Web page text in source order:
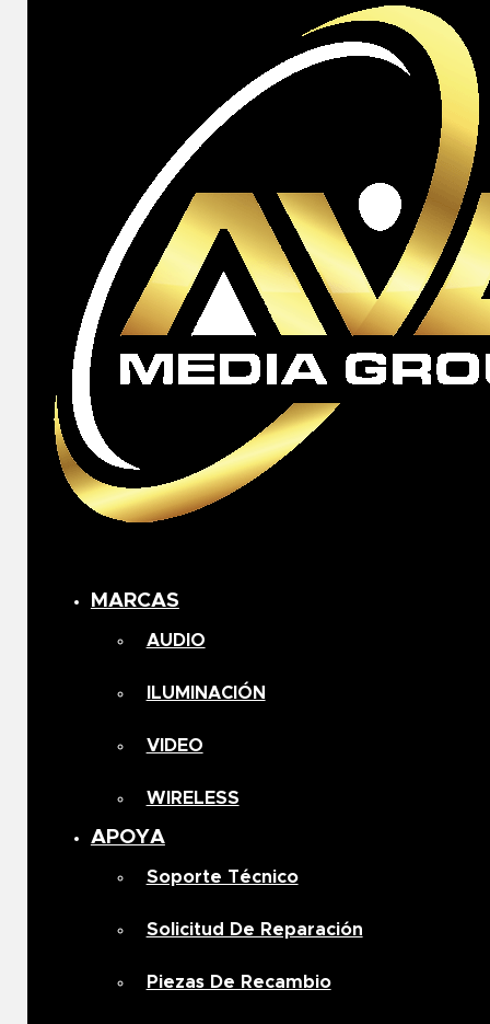
MARCAS
AUDIO
ILUMINACIÓN
VIDEO
WIRELESS
APOYA
Soporte Técnico
Solicitud De Reparación
Piezas De Recambio